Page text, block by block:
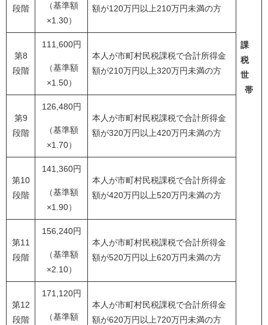
課
税
世
帯
段階
（基準額
×1.30）
額が120万円以上210万円未満の方
第8
段階
111,600円
（基準額
×1.50）
本人が市町村民税課税で合計所得金
額が210万円以上320万円未満の方
第9
段階
126,480円
（基準額
×1.70）
本人が市町村民税課税で合計所得金
額が320万円以上420万円未満の方
第10
段階
141,360円
（基準額
×1.90）
本人が市町村民税課税で合計所得金
額が420万円以上520万円未満の方
第11
段階
156,240円
（基準額
×2.10）
本人が市町村民税課税で合計所得金
額が520万円以上620万円未満の方
第12
段階
171,120円
（基準額
本人が市町村民税課税で合計所得金
額が620万円以上720万円未満の方